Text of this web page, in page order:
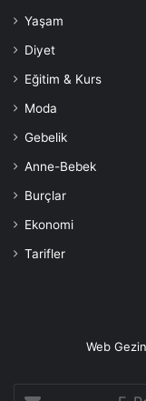
Yaşam
Diyet
Eğitim & Kurs
Moda
Gebelik
Anne-Bebek
Burçlar
Ekonomi
Tarifler
Web